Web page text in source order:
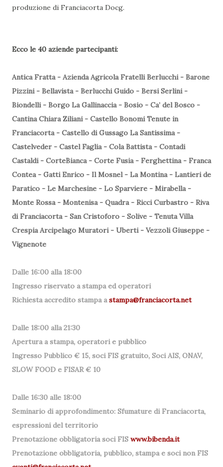
produzione di Franciacorta Docg.
Ecco le 40 aziende partecipanti:
Antica Fratta - Azienda Agricola Fratelli Berlucchi - Barone
Pizzini - Bellavista - Berlucchi Guido - Bersi Serlini -
Biondelli - Borgo La Gallinaccia - Bosio - Ca’ del Bosco -
Cantina Chiara Ziliani - Castello Bonomi Tenute in
Franciacorta - Castello di Gussago La Santissima -
Castelveder - Castel Faglia - Cola Battista - Contadi
Castaldi - CorteBianca - Corte Fusia - Ferghettina - Franca
Contea - Gatti Enrico - Il Mosnel - La Montina - Lantieri de
Paratico - Le Marchesine - Lo Sparviere - Mirabella -
Monte Rossa - Montenisa - Quadra - Ricci Curbastro - Riva
di Franciacorta - San Cristoforo - Solive - Tenuta Villa
Crespia Arcipelago Muratori - Uberti - Vezzoli Giuseppe -
Vignenote
Dalle 16:00 alla 18:00
Ingresso riservato a stampa ed operatori
Richiesta accredito stampa astampa@franciacorta.net
Dalle 18:00 alla 21:30
Apertura a stampa, operatori e pubblico
Ingresso Pubblico € 15, soci FIS gratuito, Soci AIS, ONAV,
SLOW FOOD e FISAR € 10
Dalle 16:30 alle 18:00
Seminario di approfondimento: Sfumature di Franciacorta,
espressioni del territorio
Prenotazione obbligatoria soci FIS www.bibenda.it
Prenotazione obbligatoria, pubblico, stampa e soci non FIS